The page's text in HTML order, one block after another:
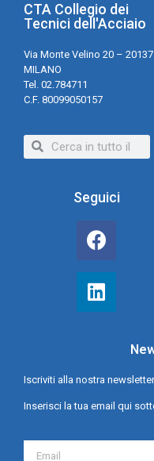
CTA Collegio dei
Tecnici dell'Acciaio
Via Monte Velino 20 – 20137
MILANO
Tel. 02.784711
C.F. 80099050157
Seguici
Iscriviti alla nostra
Inserisci la tua email qui